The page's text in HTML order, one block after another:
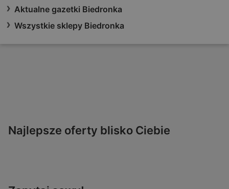
Aktualne gazetki Biedronka
Wszystkie sklepy Biedronka
Najlepsze oferty blisko Ciebie